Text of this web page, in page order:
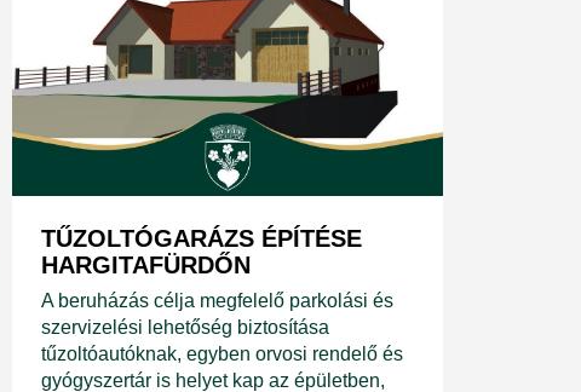
TŰZOLTÓGARÁZS ÉPÍTÉSE
HARGITAFÜRDŐN
A beruházás célja megfelelő parkolási és
szervizelési lehetőség biztosítása
tűzoltóautóknak, egyben orvosi rendelő és
gyógyszertár is helyet kap az épületben,